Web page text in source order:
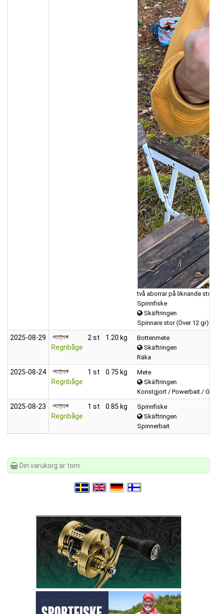
två aborrar på liknande
Spinnfiske
Skäftringen
Spinnare stor (Över 12 gr)
2025‑08‑29
Regnbåge
2 st 1.20 kg
Bottenmete
Skäftringen
Räka
2025‑08‑24
Regnbåge
1 st 0.75 kg
Mete
Skäftringen
Konstgjort / Powerbait /
2025‑08‑23
Regnbåge
1 st 0.85 kg
Spinnfiske
Skäftringen
Spinnerbait
Din varukorg är tom.